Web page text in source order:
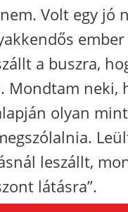
Volt egy jó
ember
a buszra,
Mondtam neki,
olyan
leszállt,
látásra”.